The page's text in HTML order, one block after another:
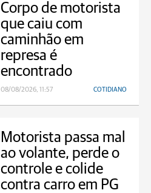
Corpo de motorista
que caiu com
caminhão em
represa é
encontrado
08/08/2026, 11:57 COTIDIANO
Motorista passa mal
ao volante, perde o
controle e colide
contra carro em PG